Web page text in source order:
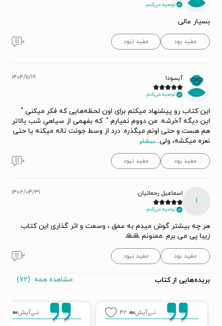
توصیه می‌کنم.
بسیار عالی
مفید بود مفید نبود ۰
آیسودا
توصیه می‌کنم.
۱۴۰۴/۱۱/۱۹
این کتاب رو پیشنهاد میکنم برای اون لحظه‌هایی که فکر میکنی "
این دیگه آخرشه. من دووم نمیارم ". که بفهمی از سیاهیِ شب بالاتر
هم هست و حتی اونم میگذره. درد از وسط جونت ناله میکنه یا حتی
نعره میکشه، ولی...بیشتر
مفید بود مفید نبود ۰
ا
اسماعیل رحمانیان
توصیه می‌کنم.
۱۴۰۲/۰۴/۳۱
هر چه بیشتر گوش میدم به عمق ، وسعت و اثر گذاری این کتاب
زیبا پی می برم .ممنونم 🙏🙏
مفید بود مفید نبود ۲
بریده‌هایی از کتاب مشاهده همه (۷۲)
نــے‌آیش🐋 ۴۲ نــے‌آیش🐋